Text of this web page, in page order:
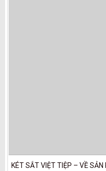
KÉT SẮT VIỆT TIỆP – VỀ SẢN